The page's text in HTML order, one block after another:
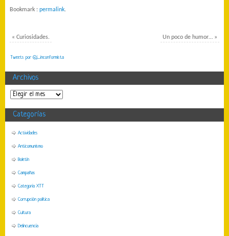
Bookmark : permalink.
« Curiosidades. Un poco de humor… »
Tweets por @j_inconformista
Archivos
Categorías
Actividades
Anticomunismo
Boletín
Campañas
Categoria XTT
Corrupción política
Cultura
Delincuencia